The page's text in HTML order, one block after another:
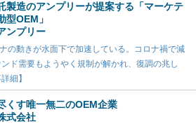
製造のアンプリーが提案する「マーケテ
型OEM」
ンプリー
の動きが水面下で加速している。コロナ禍で減
ド需要もようやく規制が解かれ、復調の兆し
細】
くす唯一無二のOEM企業
式会社